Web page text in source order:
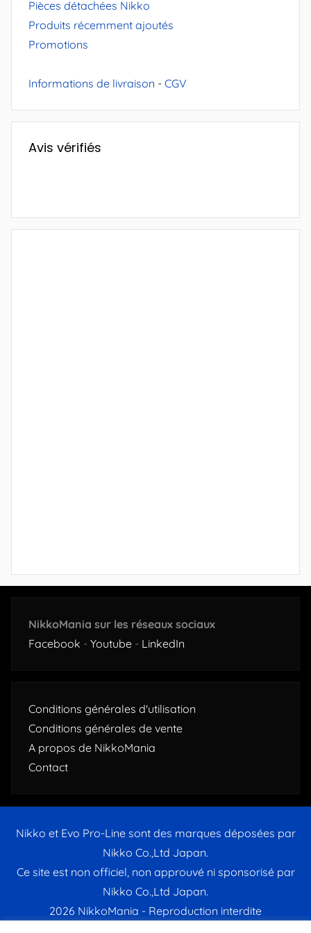
Pièces détachées Nikko
Produits récemment ajoutés
Promotions
Informations de livraison - CGV
Avis vérifiés
NikkoMania sur les réseaux sociaux
Facebook - Youtube - LinkedIn
Conditions générales d'utilisation
Conditions générales de vente
A propos de NikkoMania
Contact
Nikko et Evo Pro-Line sont des marques déposées par
Nikko Co.,Ltd Japan.
Ce site est non officiel, non approuvé ni sponsorisé par
Nikko Co.,Ltd Japan.
2026 NikkoMania - Reproduction interdite